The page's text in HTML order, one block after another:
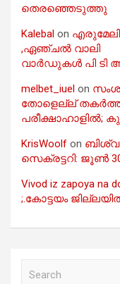
തെരഞ്ഞെടുത്തു
Kalebal on
,ഏഞ്ചൽ വാലി
വാർഡുകൾ പി ടി
melbet_iuel on
തോളെല്ല്
പരീക്ഷാഹാളിൽ;
KrisWoolf on
സെക്രട്ടറി: ജൂൺ
Vivod iz zapoya na
;.കോട്ടയം